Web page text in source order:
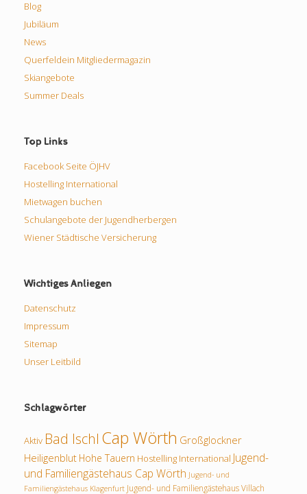
Blog
Jubiläum
News
Querfeldein Mitgliedermagazin
Skiangebote
Summer Deals
Top Links
Facebook Seite ÖJHV
Hostelling International
Mietwagen buchen
Schulangebote der Jugendherbergen
Wiener Städtische Versicherung
Wichtiges Anliegen
Datenschutz
Impressum
Sitemap
Unser Leitbild
Schlagwörter
Aktiv Bad Ischl Cap Wörth Großglockner
Heiligenblut Hohe Tauern Hostelling International Jugend-
und Familiengästehaus Cap Wörth Jugend- und
Familiengästehaus Klagenfurt Jugend- und Familiengästehaus Villach